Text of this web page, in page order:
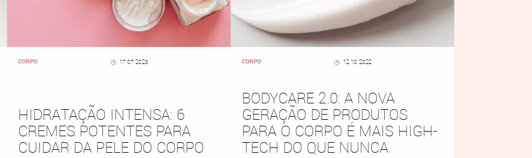
CORPO 17 07 2023
HIDRATAÇÃO INTENSA: 6
CREMES POTENTES PARA
CUIDAR DA PELE DO CORPO
CORPO 12 10 2022
BODYCARE 2.0: A NOVA
GERAÇÃO DE PRODUTOS
PARA O CORPO É MAIS HIGH-
TECH DO QUE NUNCA